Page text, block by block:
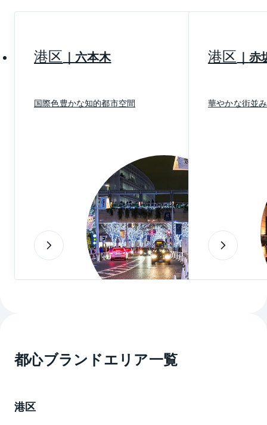
かな緑も残されています。外堀通りから大久保通り方
面へは緩やかな上り坂になり、高台にある二十騎町や
広い敷地を持つお屋敷が残されており趣ある落ち着い
た街並みが広がっています。また、歴史に根付いた街
われのある坂道が多いのも特徴のひとつです。一方、
市ケ谷駅の南側は千代田区になります。
四谷は、かつて江戸城内への警備関門である四谷見附
が置かれた場所でした。四谷の総鎮守として親しまれ
ている「須賀神社」をはじめ由緒ある寺院も多く、歴
史ある風情が感じられる街です。かつての武家屋敷が
あった場所は、高級感あふれる住宅街となっており、
近年はお洒落な外観の中層マンションも多く建てられ
2020年に竣工。オフィスが入る棟は地上30階建ての高
層ビルで、駅前の印象が大きく変わりました。
です。
港区 六本木
国際色豊かな知的都市空間
港区 赤
華やかな街並
都心ブランドエリア一覧
港区